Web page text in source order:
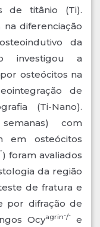
de titânio (Ti).
diferenciação
da
investigou a
osteócitos na
de
(Ti-Nano).
com
em osteócitos
) foram avaliados
da região
de fratura e
por difração de
Ocyagrin⁻/⁻ e